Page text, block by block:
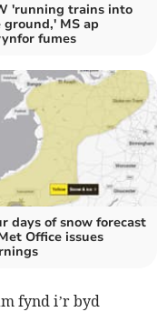
'running trains into
ground,' MS ap
fumes
days of snow forecast
Office issues
fynd i’r byd